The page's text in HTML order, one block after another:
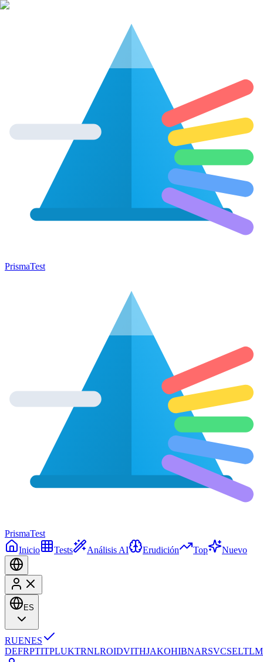
PrismaTest
PrismaTest
Inicio
Tests Análisis AI Erudición Top Nuevo
ES
RUENES
DEFRPTITPLUKTRNLROIDVITHJAKOHIBNARSVCSELTL